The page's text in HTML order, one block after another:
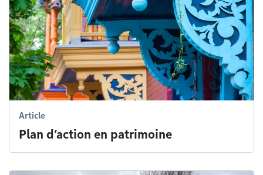
Article
Plan d’action en patrimoine